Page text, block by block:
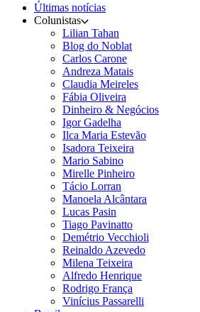
Últimas notícias
Colunistas
Lilian Tahan
Blog do Noblat
Carlos Carone
Andreza Matais
Claudia Meireles
Fábia Oliveira
Dinheiro & Negócios
Igor Gadelha
Ilca Maria Estevão
Isadora Teixeira
Mario Sabino
Mirelle Pinheiro
Tácio Lorran
Manoela Alcântara
Lucas Pasin
Tiago Pavinatto
Demétrio Vecchioli
Reinaldo Azevedo
Milena Teixeira
Alfredo Henrique
Rodrigo França
Vinícius Passarelli